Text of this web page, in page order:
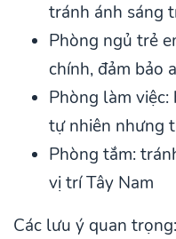
tránh ánh sáng
Phòng ngủ trẻ
chính, đảm bảo
Phòng làm
tự nhiên nhưng
Phòng tắm:
vị trí Tây Nam
Các lưu ý quan trọng: